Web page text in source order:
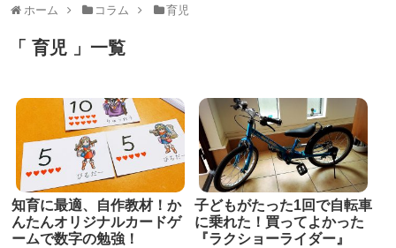
ホーム コラム 育児
「 育児 」一覧
知育に最適、自作教材！か
んたんオリジナルカードゲ
ームで数字の勉強！
子どもがたった1回で自転車
に乗れた！買ってよかった
『ラクショーライダー』